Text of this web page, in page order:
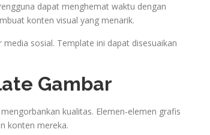
dapat menghemat waktu dengan
konten visual yang menarik.
sosial. Template ini dapat disesuaikan
Gambar
kualitas. Elemen-elemen grafis
konten mereka.